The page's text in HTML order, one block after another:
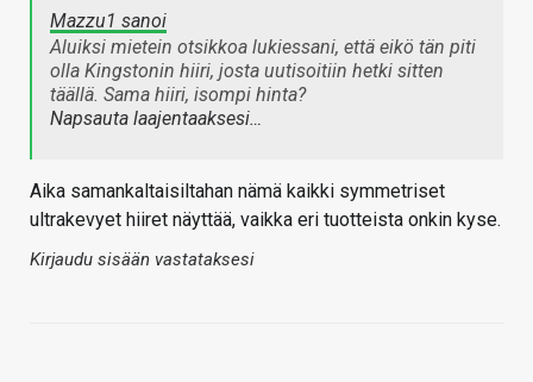
Mazzu1 sanoi
Aluiksi mietein otsikkoa lukiessani, että eikö tän piti
olla Kingstonin hiiri, josta uutisoitiin hetki sitten
täällä. Sama hiiri, isompi hinta?
Napsauta laajentaaksesi…
Aika samankaltaisiltahan nämä kaikki symmetriset
ultrakevyet hiiret näyttää, vaikka eri tuotteista onkin kyse.
Kirjaudu sisään vastataksesi